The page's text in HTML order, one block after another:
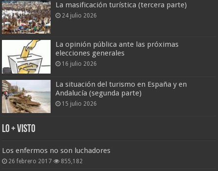
La masificación turística (tercera parte)
24 julio 2026
La opinión pública ante las próximas
elecciones generales
16 julio 2026
La situación del turismo en España y en
Andalucía (segunda parte)
15 julio 2026
Lo + Visto
Los enfermos no son luchadores
26 febrero 2017 855,182